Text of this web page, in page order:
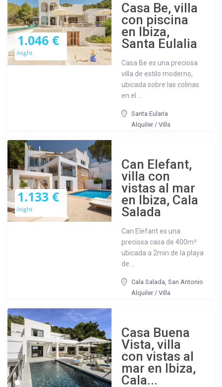
1.046 €
/night
Casa Be, villa
con piscina
en Ibiza,
Santa Eulalia
Casa Be es una preciosa
villa de estilo moderno,
ubicada sobre las colinas
en el ...
Santa Eularia
Alquiler/Villa
1.133 €
/night
Can Elefant,
villa con
vistas al mar
en Ibiza, Cala
Salada
Can Elefant es una
preciosa casa de 400m²
ubicada a 2min de la playa
de ...
Cala Salada,San Antonio
Alquiler/Villa
Casa Buena
Vista, villa
con vistas al
mar en Ibiza,
Cala...